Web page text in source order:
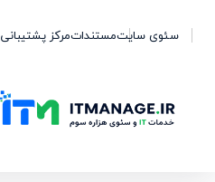
سئوی سایتمستنداتمرکز پشتیبانی